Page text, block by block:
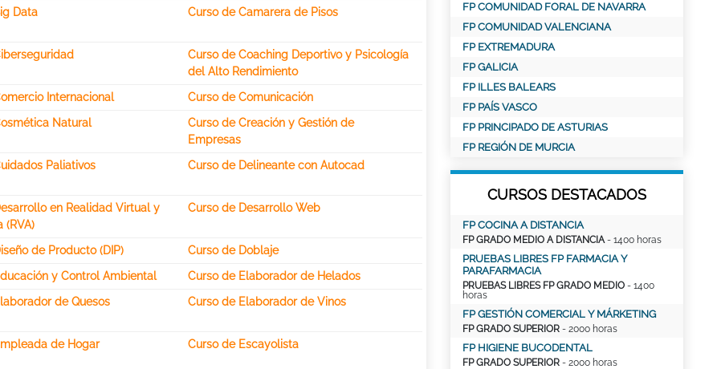
Data Curso de Camarera de Pisos
Curso de Coaching Deportivo y Psicología
del Alto Rendimiento
Internacional
Curso de Comunicación
Natural
Curso de Creación y Gestión de
Empresas
Paliativos Curso de Delineante con Autocad
en Realidad Virtual y
(RVA)
Curso de Desarrollo Web
de Producto (DIP)
Curso de Doblaje
y Control Ambiental
Curso de Elaborador de Helados
de Quesos Curso de Elaborador de Vinos
de Hogar Curso de Escayolista
FP COMUNIDAD FORAL DE NAVARRA
FP COMUNIDAD VALENCIANA
FP EXTREMADURA
FP GALICIA
FP ILLES BALEARS
FP PAÍS VASCO
FP PRINCIPADO DE ASTURIAS
FP REGIÓN DE MURCIA
CURSOS DESTACADOS
FP COCINA A DISTANCIA
FP GRADO MEDIO A DISTANCIA- 1400 horas
PRUEBAS LIBRES FP FARMACIA Y
PARAFARMACIA
PRUEBAS LIBRES FP GRADO MEDIO - 1400
horas
FP GESTIÓN COMERCIAL Y MÁRKETING
FP GRADO SUPERIOR - 2000 horas
FP HIGIENE BUCODENTAL
FP GRADO SUPERIOR - 2000 horas